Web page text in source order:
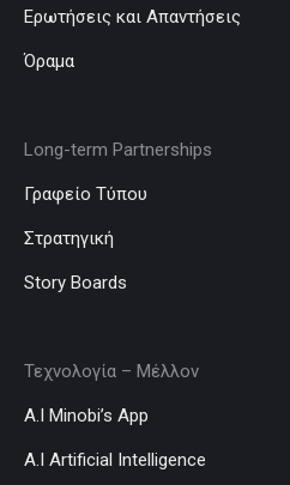
Ερωτήσεις και Απαντήσεις
Όραμα
Long-term Partnerships
Γραφείο Τύπου
Στρατηγική
Story Boards
Τεχνολογία – Μέλλον
A.I Minobi’s App
A.I Artificial Intelligence